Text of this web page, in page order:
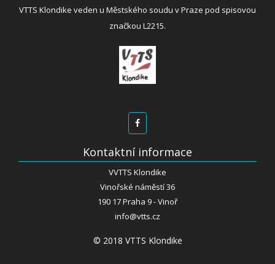
VTTS Klondike veden u Městského soudu v Praze pod spisovou
značkou L2215.
Kontaktní informace
VVTTS Klondike
Vinořské náměstí 36
190 17 Praha 9 - Vinoř
info@vtts.cz
© 2018 VTTS Klondike